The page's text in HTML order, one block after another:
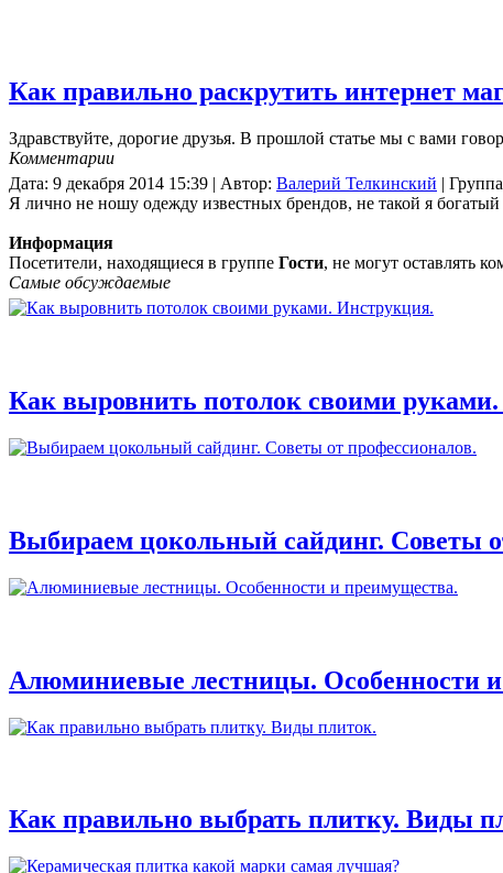
Как правильно раскрутить интернет
Здравствуйте, дорогие друзья. В прошлой статье мы с вами
Комментарии
Дата: 9 декабря 2014 15:39 | Автор: Валерий Телкинский |
Я лично не ношу одежду известных брендов, не такой я
Информация
Посетители, находящиеся в группе Гости, не могут оставлять
Самые обсуждаемые
Как выровнить потолок своими
Выбираем цокольный сайдинг. Советы
Алюминиевые лестницы. Особенности
Как правильно выбрать плитку. Виды